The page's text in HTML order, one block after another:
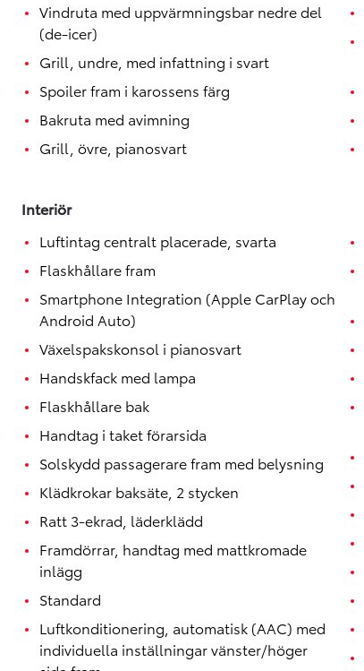
Vindruta med uppvärmningsbar nedre del
(de-icer)
Grill, undre, med infattning i svart
Spoiler fram i karossens färg
Bakruta med avimning
Grill, övre, pianosvart
Interiör
Luftintag centralt placerade, svarta
Flaskhållare fram
Smartphone Integration (Apple CarPlay och
Android Auto)
Växelspakskonsol i pianosvart
Handskfack med lampa
Flaskhållare bak
Handtag i taket förarsida
Solskydd passagerare fram med belysning
Klädkrokar baksäte, 2 stycken
Ratt 3-ekrad, läderklädd
Framdörrar, handtag med mattkromade
inlägg
Standard
Luftkonditionering, automatisk (AAC) med
individuella inställningar vänster/höger